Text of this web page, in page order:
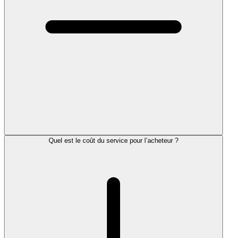
Quel est le coût du service pour l’acheteur ?